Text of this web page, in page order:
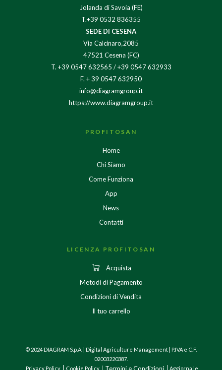
Jolanda di Savoia (FE)
T.+39 0532 836355
SEDE DI CESENA
Via Calcinaro,2085
47521 Cesena (FC)
T. +39 0547 632565 /+39 0547 632933
F. + 39 0547 632950
info@diagramgroup.it
https://www.diagramgroup.it
PROFITOSAN
Home
Chi Siamo
Come Funziona
App
News
Contatti
LICENZA PROFITOSAN
Acquista
Metodi di Pagamento
Condizioni di Vendita
Il tuo carrello
© 2024 DIAGRAM S.p.A. | Digital Agriculture Management | P.IVA e C.F.
02003220387.
Privacy Policy
Cookie Policy Aggiorna le